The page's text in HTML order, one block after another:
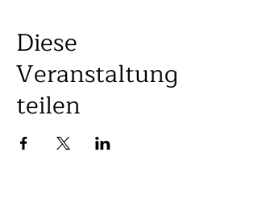
Diese
Veranstaltung
teilen